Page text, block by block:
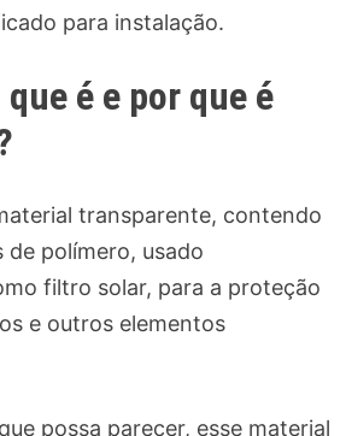
para instalação.
é e por que é
transparente, contendo
de polímero, usado
filtro solar, para a proteção
e outros elementos
possa parecer, esse material